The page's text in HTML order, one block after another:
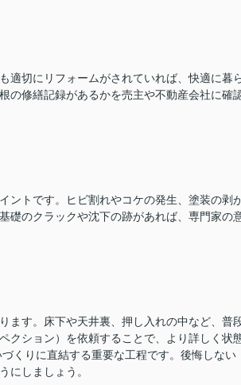
適切にリフォームがされていれば、快適に暮
の修繕記録があるかを売主や不動産会社に確
ントです。ヒビ割れやコケの発生、塗装の剥
礎のクラックや沈下の跡があれば、専門家の
ます。床下や天井裏、押し入れの中など、普
クション）を依頼することで、より詳しく状
くりに直結する重要な工程です。後悔しない
にしましょう。